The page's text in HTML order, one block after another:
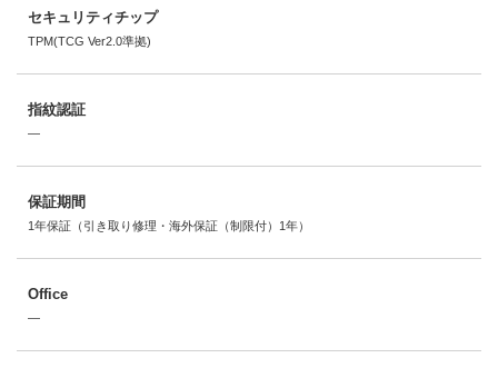
セキュリティチップ
TPM(TCG Ver2.0準拠)
指紋認証
―
保証期間
1年保証（引き取り修理・海外保証（制限付）1年）
Office
―